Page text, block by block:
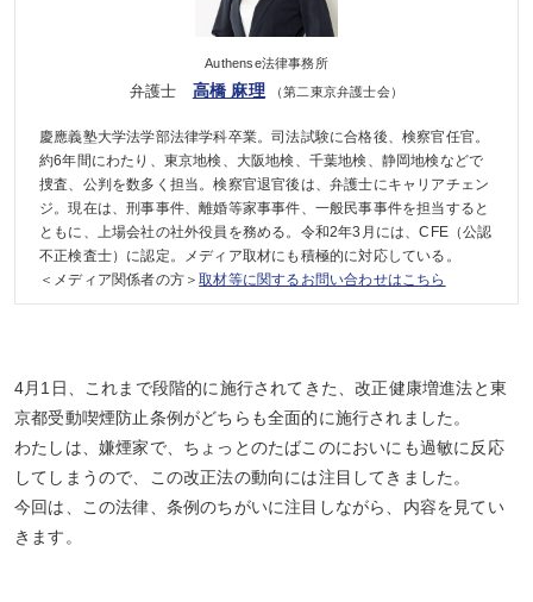
Authense法律事務所
弁護士 高橋 麻理 （第二東京弁護士会）
慶應義塾大学法学部法律学科卒業。司法試験に合格後、検察官任官。
約6年間にわたり、東京地検、大阪地検、千葉地検、静岡地検などで
捜査、公判を数多く担当。検察官退官後は、弁護士にキャリアチェン
ジ。現在は、刑事事件、離婚等家事事件、一般民事事件を担当すると
ともに、上場会社の社外役員を務める。令和2年3月には、CFE（公認
不正検査士）に認定。メディア取材にも積極的に対応している。
＜メディア関係者の方＞取材等に関するお問い合わせはこちら
4月1日、これまで段階的に施行されてきた、改正健康増進法と東
京都受動喫煙防止条例がどちらも全面的に施行されました。
わたしは、嫌煙家で、ちょっとのたばこのにおいにも過敏に反応
してしまうので、この改正法の動向には注目してきました。
今回は、この法律、条例のちがいに注目しながら、内容を見てい
きます。